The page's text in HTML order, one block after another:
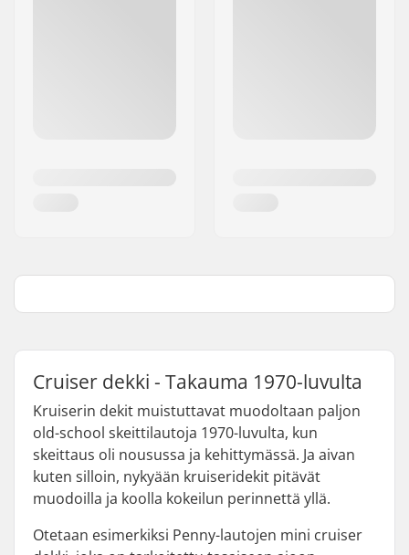
Cruiser dekki - Takauma 1970-luvulta
Kruiserin dekit muistuttavat muodoltaan paljon
old-school skeittilautoja 1970-luvulta, kun
skeittaus oli nousussa ja kehittymässä. Ja aivan
kuten silloin, nykyään kruiseridekit pitävät
muodoilla ja koolla kokeilun perinnettä yllä.
Otetaan esimerkiksi Penny-lautojen mini cruiser